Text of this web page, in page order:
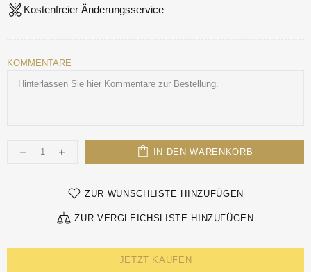
Kostenfreier Änderungsservice
KOMMENTARE
IN DEN WARENKORB
ZUR WUNSCHLISTE HINZUFÜGEN
ZUR VERGLEICHSLISTE HINZUFÜGEN
JETZT KAUFEN